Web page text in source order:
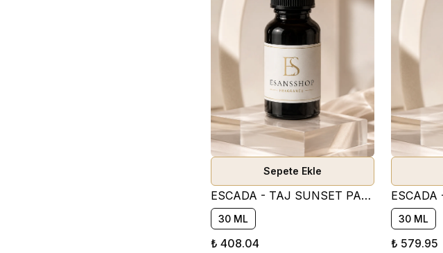
Sepete Ekle
ESCADA - TAJ SUNSET PARFÜM ESANSI ( MEYVEMSİ )
30 ML
₺ 408.04
30 ML
₺ 579.95